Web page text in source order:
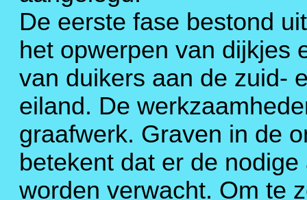
De eerste fase bestond
het opwerpen van dijkjes
van duikers aan de zuid-
eiland. De
graafwerk. Graven in de
betekent dat er de
worden verwacht. Om te